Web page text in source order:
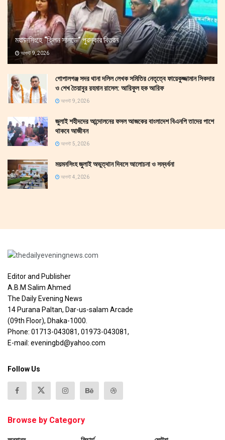
ময়মনসিংহে “ক্লিন সানডে” পুরস্কার বিতরন
আগস্ট 9, 2026
গোপালগঞ্জ সদর থানা দলিল লেখক সমিতির নেতৃত্বে ফায়েকুজ্জামান সিকদার
ও শেখ তৈয়াবুর রহমান রাসেল: আরিফুল হক আরিফ
আগস্ট 9, 2026
জুলাই শহীদদের আন্দোলনের ফসল আজকের বাংলাদেশ বিএনপি তাদের পাশে
থাকবে আজীবন
আগস্ট 5, 2026
ময়মনসিংহ জুলাই অভুত্থান দিবসে আলোচনা ও সম্বর্ধনা
আগস্ট 4, 2026
Editor and Publisher
A.B.M Salim Ahmed
The Daily Evening News
14 Purana Paltan, Dar-us-salam Arcade
(09th Floor), Dhaka-1000.
Phone: 01713-043081, 01973-043081,
E-mail: eveningbd@yahoo.com
Follow Us
Browse by Category